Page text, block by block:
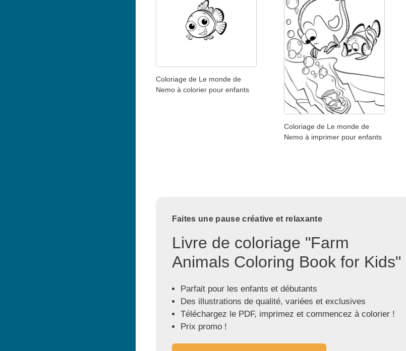
Coloriage de Le monde de
Nemo à colorier pour enfants
Coloriage de Le monde de
Nemo à imprimer pour enfants
Faites une pause créative et relaxante
Livre de coloriage "Farm
Animals Coloring Book for Kids"
Parfait pour les enfants et débutants
Des illustrations de qualité, variées et exclusives
Téléchargez le PDF, imprimez et commencez à colorier !
Prix promo !